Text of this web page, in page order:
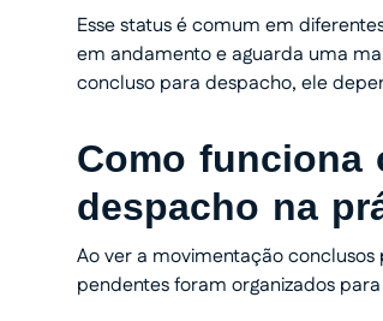
Esse status é comum em
em andamento e aguarda uma
concluso para despacho, ele
Como funciona
despacho na
Ao ver a movimentação
pendentes foram organizados